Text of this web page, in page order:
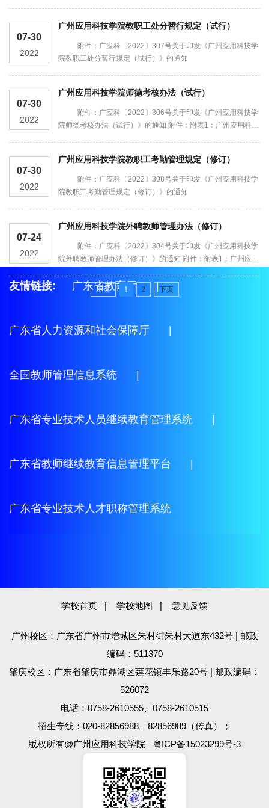
07-30
2022
广州应用科技学院教职工处分暂行规定（试行）
附件：广应科〔2022〕307号关于印发《广州应用科技学
院教职工处分暂行规定（试行）》的通知
07-30
2022
广州应用科技学院师德考核办法（试行）
附件：广应科〔2022〕306号关于印发《广州应用科技学
院师德考核办法（试行）》的通知 附件：附表1：广州应用科技
07-30
2022
广州应用科技学院教职工考勤管理规定（修订）
附件：广应科〔2022〕308号关于印发《广州应用科技学
院教职工考勤管理规定（修订）》的通知
07-24
2022
广州应用科技学院外聘教师管理办法（修订）
附件：广应科〔2022〕304号关于印发《广州应用科技学
院外聘教师管理办法（修订）》的通知 附件：附表1：广州应用
师考核登记表
上页 1 2 下页
友情链接: 广东省教育厅 |
广东省人力资源和社会保障厅
全国教师管理信息系统
广东省专业技术人员继续教育管理系统
广东省教师继续教育信息管理平台
广东省专业技术人才职称管理系统
学校首页 学校地图 意见反馈
广州校区：广东省广州市增城区朱村街朱村大道东432号 | 邮政
编码：511370
肇庆校区：广东省肇庆市鼎湖区莲花镇丰乐路20号 | 邮政编码：
526072
电话：0758-2610555、0758-2610515
招生专线：020-82856988、82856989（传真）；
版权所有@广州应用科技学院 粤ICP备15023299号-3